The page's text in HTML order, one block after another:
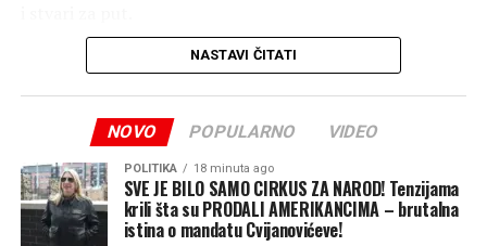
Nakon završene kontrole dokumenata nastavio je prema
Tek nekoliko kilometara poslije granice Marko je
pokušao razgovarati sa suprugom, ali odgovora nije bilo.
Kada se okrenuo prema zadnjem dijelu automobila,
shvatio je da Jelene nema.
NASTAVI ČITATI
NOVO POPULARNO VIDEO
POLITIKA 18 minuta ago
SVE JE BILO SAMO CIRKUS ZA NAROD! Tenzijama
krili šta su PRODALI AMERIKANCIMA – brutalna
istina o mandatu Cvijanovićeve!